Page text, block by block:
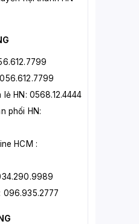
lẻ HN: 0568.12.4444
phối HN:
HCM :
096.935.2777